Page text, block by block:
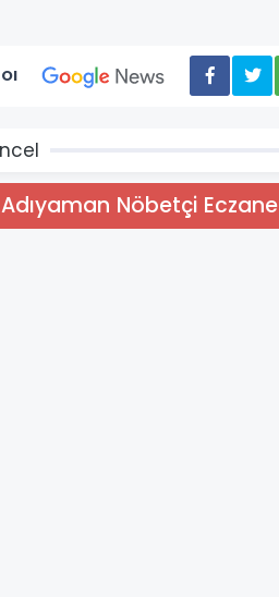
Adıyaman Nöbetçi Eczane